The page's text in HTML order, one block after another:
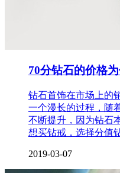
70分钻石的价格
钻石首饰在市场上的
一个漫长的过程，随
不断提升，因为钻石
想买钻戒，选择分值
2019-03-07